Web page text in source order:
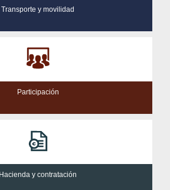
Transporte y movilidad
Participación
Hacienda y contratación